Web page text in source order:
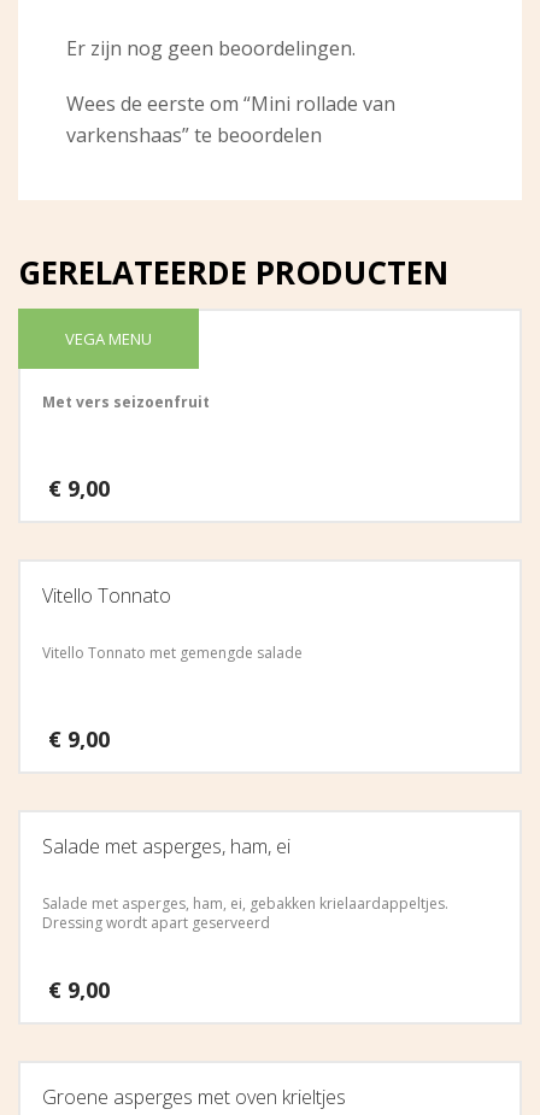
Er zijn nog geen beoordelingen.
Wees de eerste om “Mini rollade van
varkenshaas” te beoordelen
GERELATEERDE PRODUCTEN
VEGA MENU
Vers fruit
Met vers seizoenfruit
€ 9,00
Vitello Tonnato
Vitello Tonnato met gemengde salade
€ 9,00
Salade met asperges, ham, ei
Salade met asperges, ham, ei, gebakken krielaardappeltjes.
Dressing wordt apart geserveerd
€ 9,00
Groene asperges met oven krieltjes